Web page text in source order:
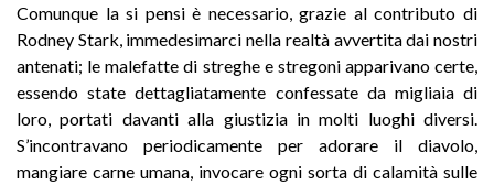
Comunque la si pensi è necessario, grazie al contributo di
Rodney Stark, immedesimarci nella realtà avvertita dai nostri
antenati; le malefatte di streghe e stregoni apparivano certe,
essendo state dettagliatamente confessate da migliaia di
loro, portati davanti alla giustizia in molti luoghi diversi.
S’incontravano periodicamente per adorare il diavolo,
mangiare carne umana, invocare ogni sorta di calamità sulle